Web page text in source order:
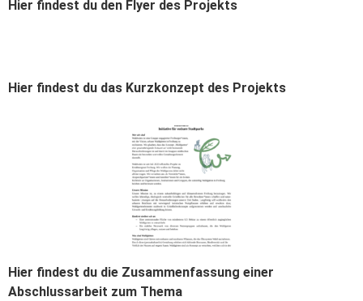
Hier findest du den Flyer des Projekts
Hier findest du das Kurzkonzept des Projekts
Hier findest du die Zusammenfassung einer
Abschlussarbeit zum Thema